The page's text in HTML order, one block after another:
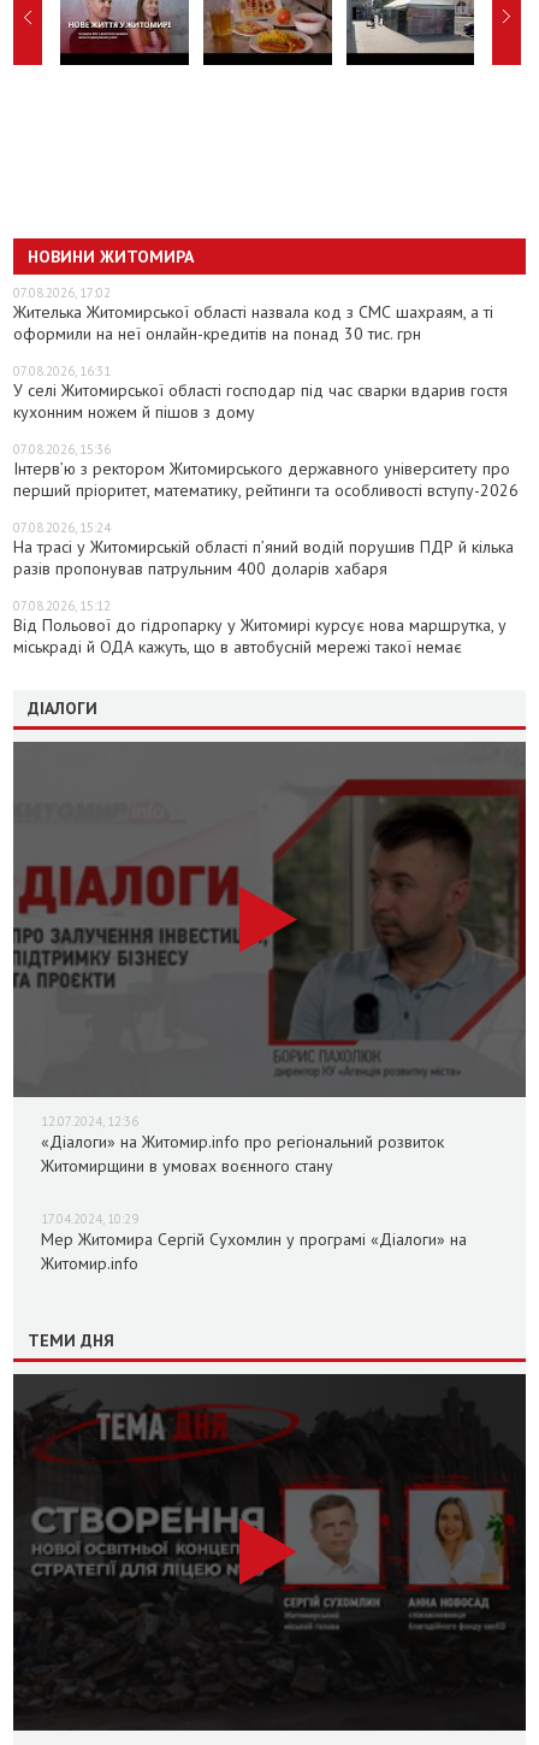
НОВИНИ ЖИТОМИРА
07.08.2026, 17:02
Жителька Житомирської області назвала код з СМС шахраям, а ті
оформили на неї онлайн-кредитів на понад 30 тис. грн
07.08.2026, 16:31
У селі Житомирської області господар під час сварки вдарив гостя
кухонним ножем й пішов з дому
07.08.2026, 15:36
Інтерв’ю з ректором Житомирського державного університету про
перший пріоритет, математику, рейтинги та особливості вступу-2026
07.08.2026, 15:24
На трасі у Житомирській області п’яний водій порушив ПДР й кілька
разів пропонував патрульним 400 доларів хабаря
07.08.2026, 15:12
Від Польової до гідропарку у Житомирі курсує нова маршрутка, у
міськраді й ОДА кажуть, що в автобусній мережі такої немає
ДІАЛОГИ
12.07.2024, 12:36
«Діалоги» на Житомир.info про регіональний розвиток
Житомирщини в умовах воєнного стану
17.04.2024, 10:29
Мер Житомира Сергій Сухомлин у програмі «Діалоги» на
Житомир.info
ТЕМИ ДНЯ